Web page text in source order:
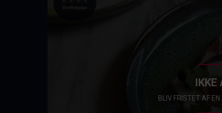
IKKE
BLIV FRISTET AF